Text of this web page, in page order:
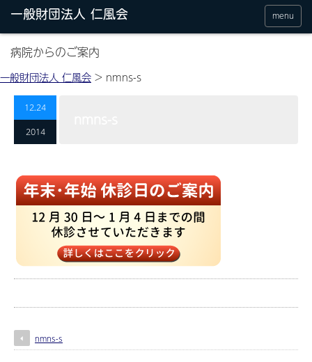
menu
病院からのご案内
一般財団法人 仁風会 > nmns-s
12.24
2014
nmns-s